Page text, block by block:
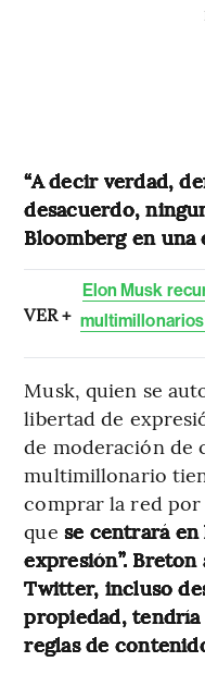
“A decir verdad,
desacuerdo,
Bloomberg en una
VER +
Elon Musk
Musk, quien se
libertad de
de moderación de
multimillonario
comprar la red por
que se centrará
expresión”.
Twitter, incluso
propiedad,
reglas de